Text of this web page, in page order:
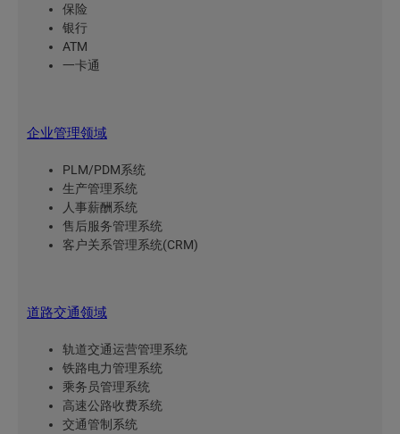
保险
银行
ATM
一卡通
企业管理领域
PLM/PDM系统
生产管理系统
人事薪酬系统
售后服务管理系统
客户关系管理系统(CRM)
道路交通领域
轨道交通运营管理系统
铁路电力管理系统
乘务员管理系统
高速公路收费系统
交通管制系统